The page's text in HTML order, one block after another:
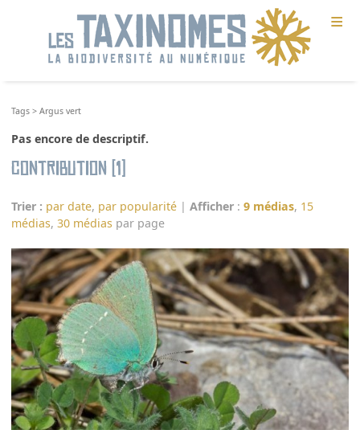
≡
Tags >Argus vert
Pas encore de descriptif.
Contribution (1)
Trier : par date, par popularité |Afficher :9 médias, 15
médias,30 médias par page